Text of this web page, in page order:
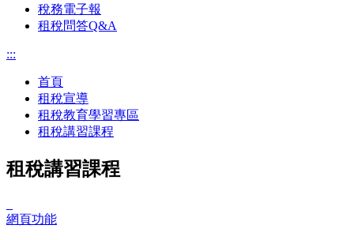
稅務電子報
租稅問答Q&A
:::
首頁
租稅宣導
租稅教育學習專區
租稅講習課程
租稅講習課程
網頁功能